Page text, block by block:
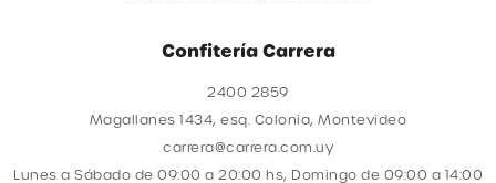
Confitería Carrera
2400 2859
Magallanes 1434, esq. Colonia, Montevideo
carrera@carrera.com.uy
Lunes a Sábado de 09:00 a 20:00 hs, Domingo de 09:00 a 14:00